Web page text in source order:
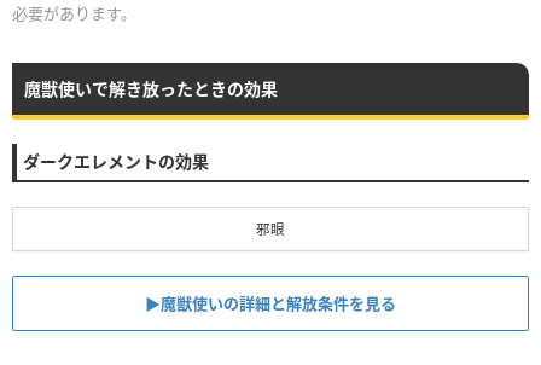
必要があります。
魔獣使いで解き放ったときの効果
ダークエレメントの効果
邪眼
▶魔獣使いの詳細と解放条件を見る